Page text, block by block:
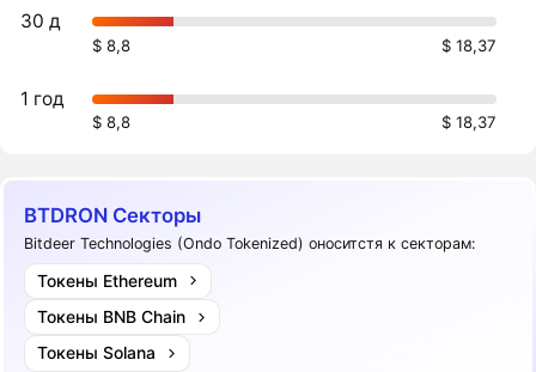
30 д
$ 8,8 $ 18,37
1 год
$ 8,8 $ 18,37
BTDRON Секторы
Bitdeer Technologies (Ondo Tokenized) оноситстя к секторам:
Токены Ethereum
Токены BNB Chain
Токены Solana